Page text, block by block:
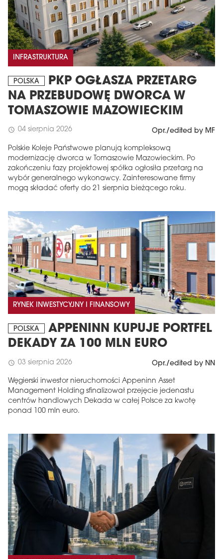
INFRASTRUKTURA
POLSKA
PKP OGŁASZA PRZETARG
NA PRZEBUDOWĘ DWORCA W
TOMASZOWIE MAZOWIECKIM
schedule 04 sierpnia 2026 Opr./edited by MF
Polskie Koleje Państwowe planują kompleksową
modernizację dworca w Tomaszowie Mazowieckim. Po
zakończeniu fazy projektowej spółka ogłosiła przetarg na
wybór generalnego wykonawcy. Zainteresowane firmy
mogą składać oferty do 21 sierpnia bieżącego roku.
RYNEK INWESTYCYJNY I FINANSOWY
POLSKA
APPENINN KUPUJE PORTFEL
DEKADY ZA 100 MLN EURO
schedule 03 sierpnia 2026 Opr./edited by NN
Węgierski inwestor nieruchomości Appeninn Asset
Management Holding sfinalizował przejęcie jedenastu
centrów handlowych Dekada w całej Polsce za kwotę
ponad 100 mln euro.